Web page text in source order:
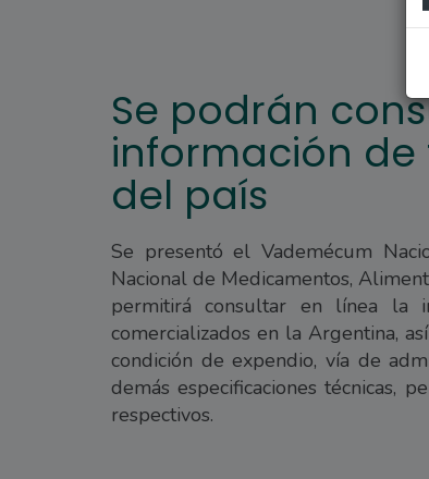
Se podrán
información
del país
Se presentó el Vademécum
Nacional de Medicamentos,
permitirá consultar en línea la
comercializados en la Argentina,
condición de expendio, vía de
demás especificaciones técnicas,
respectivos.